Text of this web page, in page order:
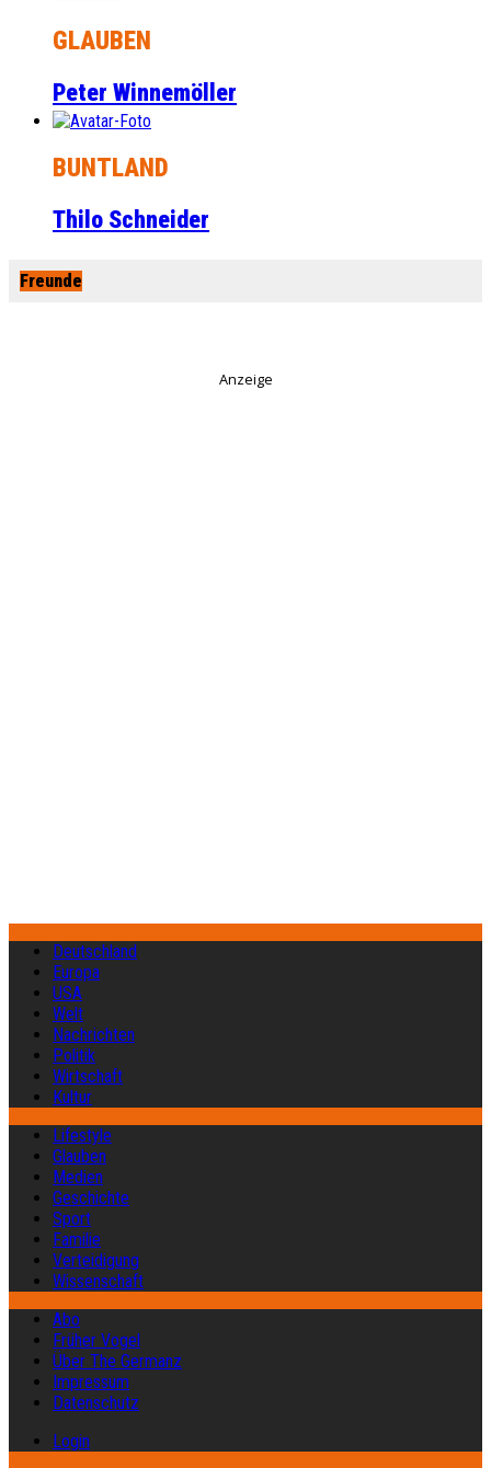
GLAUBEN
Peter Winnemöller
BUNTLAND
Thilo Schneider
Freunde
Anzeige
Deutschland
Europa
USA
Welt
Nachrichten
Politik
Wirtschaft
Kultur
Lifestyle
Glauben
Medien
Geschichte
Sport
Familie
Verteidigung
Wissenschaft
Abo
Früher Vogel
Über The Germanz
Impressum
Datenschutz
Login